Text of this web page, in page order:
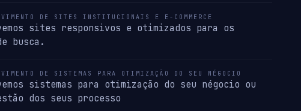
DE SITES INSTITUCIONAIS E E-COMMERCE
sites responsivos e otimizados para os
busca.
DE SISTEMAS PARA OTIMIZAÇÃO DO SEU NÉGOCIO
sistemas para otimização do seu négocio ou
dos seus processo